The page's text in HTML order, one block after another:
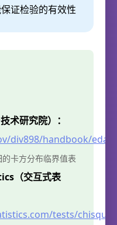
证检验的有效性
术研究院）：
div898/handbook/eda/
卡方分布临界值表
（交互式表
tests/